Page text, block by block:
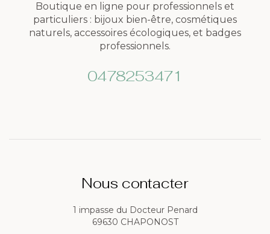
Boutique en ligne pour professionnels et
particuliers : bijoux bien-être, cosmétiques
naturels, accessoires écologiques, et badges
professionnels.
0478253471
Nous contacter
1 impasse du Docteur Penard
69630 CHAPONOST